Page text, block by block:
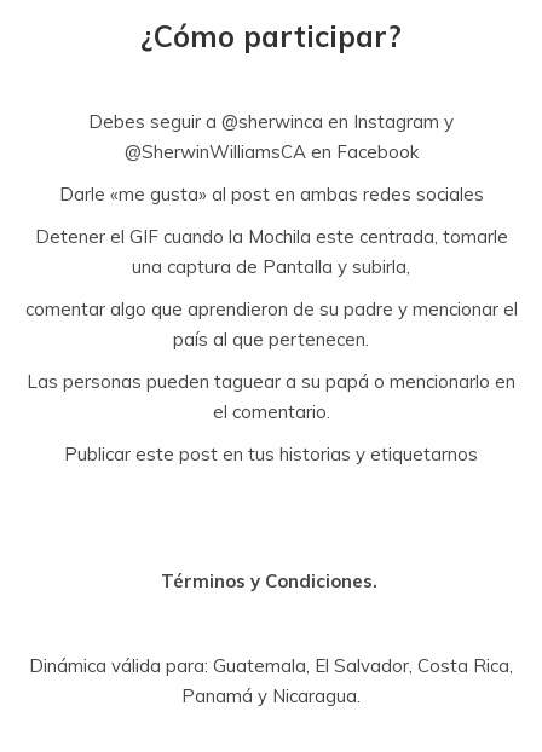
¿Cómo participar?
Debes seguir a @sherwinca en Instagram y
@SherwinWilliamsCA en Facebook
Darle «me gusta» al post en ambas redes sociales
Detenerel GIF cuando la Mochila este centrada, tomarle
una captura de Pantalla y subirla,
comentar algo que aprendieron de su padre y mencionar el
país al que pertenecen.
Las personas pueden taguear a su papá o mencionarlo en
el comentario.
Publicar este post en tus historias y etiquetarnos
Términos y Condiciones.
Dinámica válida para: Guatemala, El Salvador, Costa Rica,
Panamá y Nicaragua.